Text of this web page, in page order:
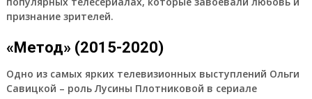
признание зрителей.
«Метод» (2015-2020)
Одно из самых ярких телевизионных выступлений Ольги
Савицкой – роль Лусины Плотниковой в сериале